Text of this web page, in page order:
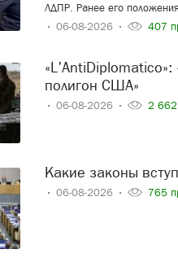
ЛДПР. Ранее его
06-08-2026
407
«L'AntiDiplomatico»: «Украина – это крупнейший военный
полигон США»
06-08-2026 2 662
Какие законы
06-08-2026 765